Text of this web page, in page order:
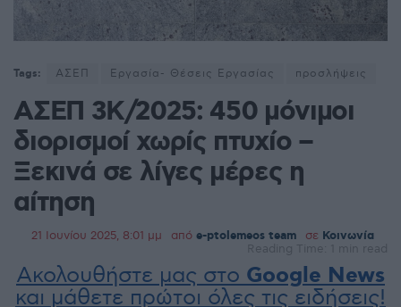
Tags: ΑΣΕΠ Εργασία- Θέσεις Εργασίας προσλήψεις
ΑΣΕΠ 3Κ/2025: 450 μόνιμοι
διορισμοί χωρίς πτυχίο –
Ξεκινά σε λίγες μέρες η
αίτηση
21 Ιουνίου 2025, 8:01 μμ από e-ptolemeos team σε Κοινωνία
Reading Time: 1 min read
Ακολουθήστε μας στο Google News
και μάθετε πρώτοι όλες τις ειδήσεις!